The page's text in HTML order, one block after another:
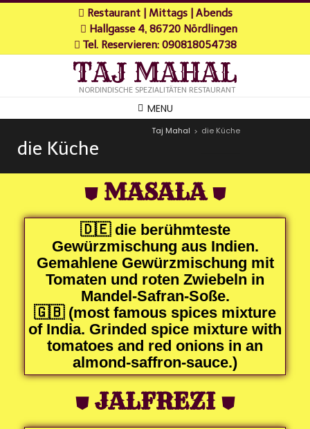
Restaurant | Mittags | Abends
Hallgasse 4, 86720 Nördlingen
Tel. Reservieren: 090818054738
TAJ MAHAL
NORDINDISCHE SPEZIALITÄTEN RESTAURANT
MENU
die Küche
Taj Mahal > die Küche
⛊ MASALA⛊
🇩🇪 die berühmteste
Gewürzmischung aus Indien.
Gemahlene Gewürzmischung mit
Tomaten und roten Zwiebeln in
Mandel-Safran-Soße.
🇬🇧 (most famous spices mixture
of India. Grinded spice mixture with
tomatoes and red onions in an
almond-saffron-sauce.)
⛊JALFREZI⛊